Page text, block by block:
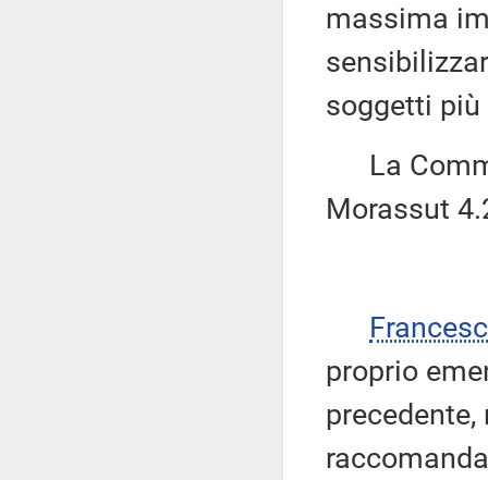
massima
soggetti
La
Morassut
proprio